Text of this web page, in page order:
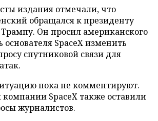
издания отмечали, что
обращался к президенту
Он просил американского
основателя SpaceX изменить
спутниковой связи для
пока не комментируют.
SpaceX также оставили
журналистов.